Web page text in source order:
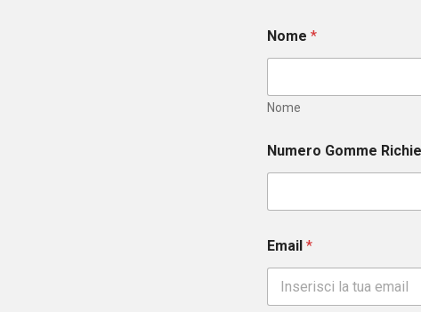
Nome*
Nome
Numero Gomme
Email*